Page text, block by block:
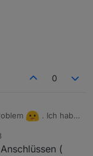
ich immer ein
0
. Ich hab
der die Anzahl der
es die
(